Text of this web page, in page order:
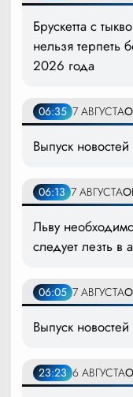
Брускетта с
нельзя терпеть
2026 года
06:35 7 АВГУСТА
Выпуск
06:13 7 АВГУСТА
Льву
следует лезть в
06:05 7 АВГУСТА
Выпуск
23:23 6 АВГУСТА